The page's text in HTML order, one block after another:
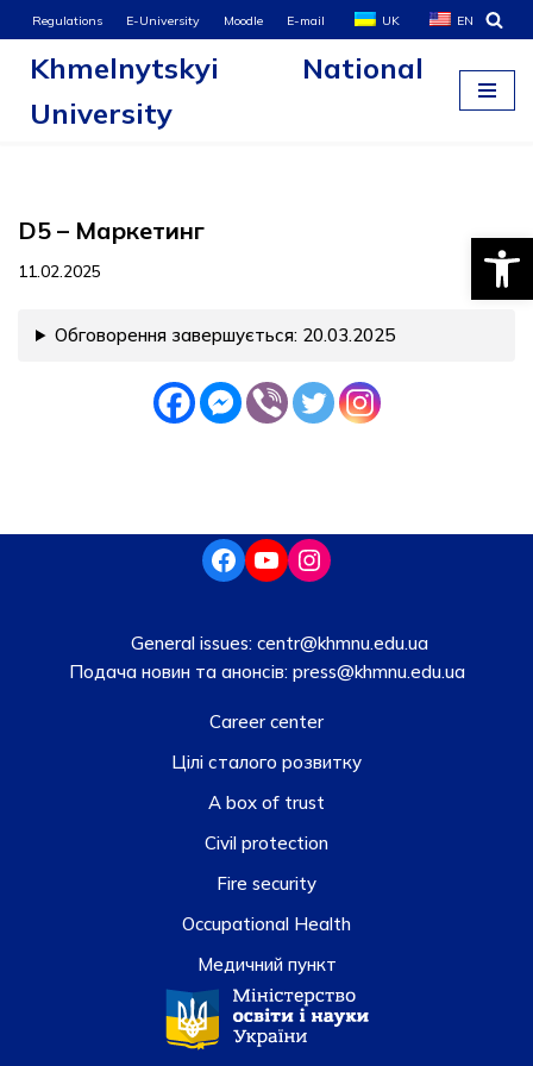
Skip
content
Regulations E-University Moodle E-mail UK EN
Khmelnytskyi National
University
D5 – Маркетинг
11.02.2025
Обговорення завершується: 20.03.2025
General issues: centr@khmnu.edu.ua
Подача новин та анонсів:press@khmnu.edu.ua
Career center
Цілі сталого розвитку
A box of trust
Civil protection
Fire security
Occupational Health
Медичний пункт